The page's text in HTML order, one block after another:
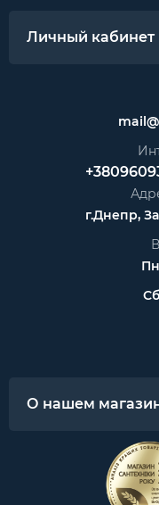
Личный кабинет
г.Днепр,
О нашем